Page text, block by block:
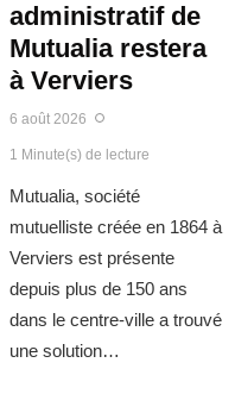
administratif de
Mutualia restera
à Verviers
6 août 2026
1 Minute(s) de lecture
Mutualia, société
mutuelliste créée en 1864 à
Verviers est présente
depuis plus de 150 ans
dans le centre-ville a trouvé
une solution…